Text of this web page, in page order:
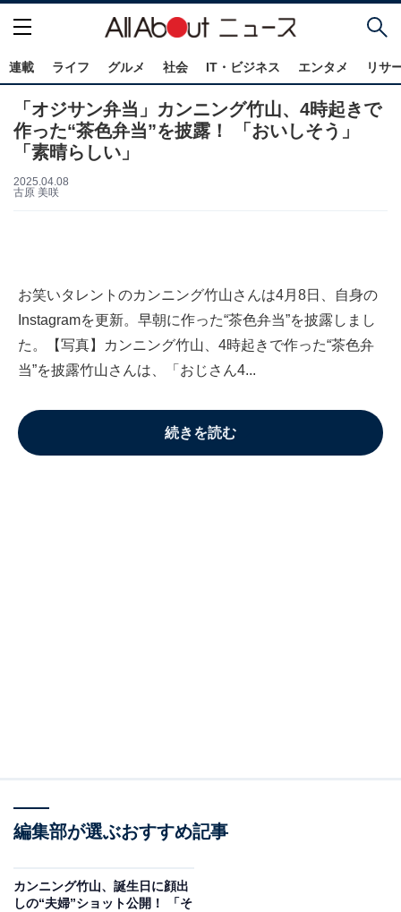
連載 ライフ グルメ 社会 IT・ビジネス エンタメ リサ
「オジサン弁当」カンニング竹山、4時起きで
作った“茶色弁当”を披露！ 「おいしそう」
「素晴らしい」
2025.04.08
古原 美咲
お笑いタレントのカンニング竹山さんは4月8日、自身の
Instagramを更新。早朝に作った“茶色弁当”を披露しまし
た。【写真】カンニング竹山、4時起きで作った“茶色弁
当”を披露竹山さんは、「おじさん4...
続きを読む
編集部が選ぶおすすめ記事
カンニング竹山、誕生日に顔出
しの“夫婦”ショット公開！ 「そ